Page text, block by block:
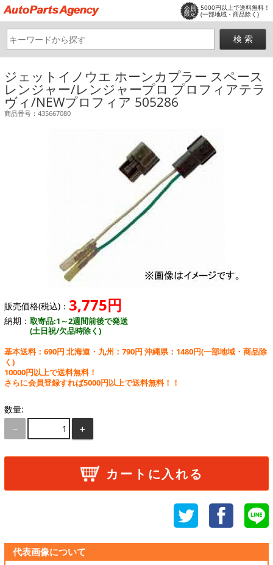
会員
限定
5000円以上で送料無料！
(一部地域・商品除く)
ジェットイノウエ ホーンカプラー スペース
レンジャー/レンジャープロ プロフィアテラ
ヴィ/NEWプロフィア 505286
商品番号：435667080
販売価格(税込)： 3,775円
納期： 取寄品:1～2週間前後で発送
(土日祝/欠品時除く)
基本送料：690円 北海道・九州：790円 沖縄県：1480円(一部地域・商品除
く)
10000円以上で送料無料！
さらに会員登録すれば5000円以上で送料無料！！
数量:
－
＋
カートに入れる
代表画像について